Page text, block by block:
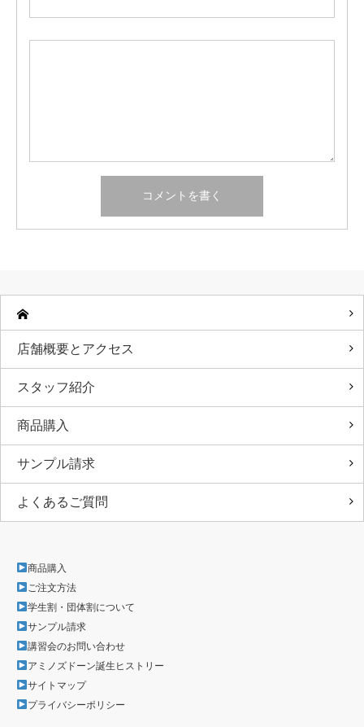
店舗概要とアクセス
スタッフ紹介
商品購入
サンプル請求
よくあるご質問
商品購入
ご注文方法
学生割・団体割について
サンプル請求
講習会のお問い合わせ
アミノズドーン誕生ヒストリー
サイトマップ
プライバシーポリシー